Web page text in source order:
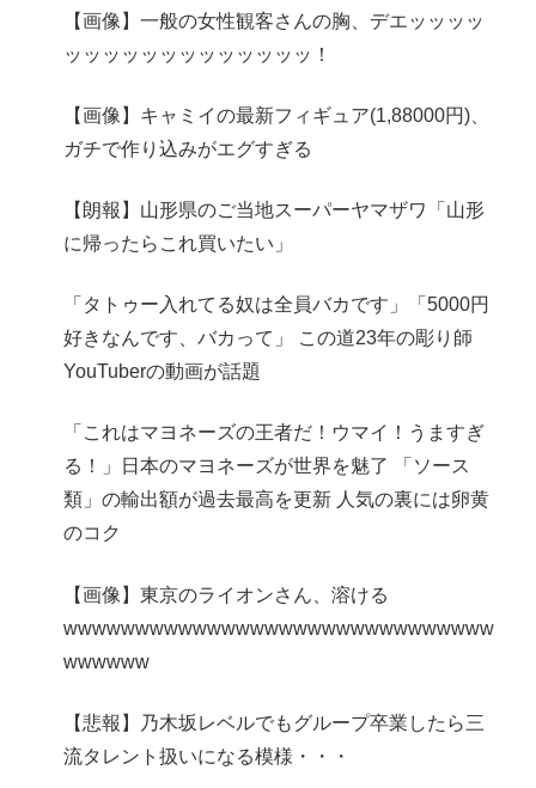
【画像】一般の女性観客さんの胸、デエッッッッ
ッッッッッッッッッッッッッ！
【画像】キャミイの最新フィギュア(1,88000円)、
ガチで作り込みがエグすぎる
【朗報】山形県のご当地スーパーヤマザワ「山形
に帰ったらこれ買いたい」
「タトゥー入れてる奴は全員バカです」「5000円
好きなんです、バカって」 この道23年の彫り師
YouTuberの動画が話題
「これはマヨネーズの王者だ！ウマイ！うますぎ
る！」日本のマヨネーズが世界を魅了 「ソース
類」の輸出額が過去最高を更新 人気の裏には卵黄
のコク
【画像】東京のライオンさん、溶ける
wwwwwwwwwwwwwwwwwwwwwwwwwwwwww
wwwwww
【悲報】乃木坂レベルでもグループ卒業したら三
流タレント扱いになる模様・・・